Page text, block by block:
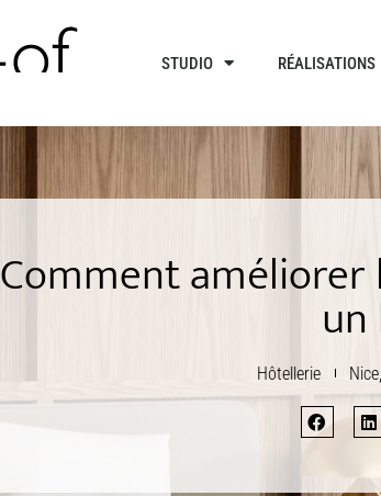
STUDIO RÉALISATIONS
Comment améliorer
Hôtellerie Nice,